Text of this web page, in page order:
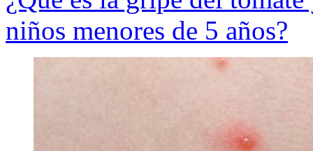
niños menores de 5 años?